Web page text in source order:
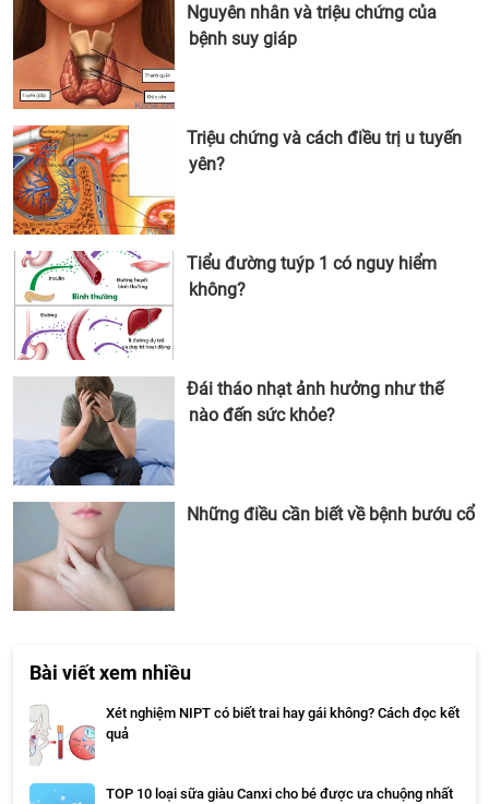
Nguyên nhân và triệu chứng của
bệnh suy giáp
Triệu chứng và cách điều trị u tuyến
yên?
Tiểu đường tuýp 1 có nguy hiểm
không?
Đái tháo nhạt ảnh hưởng như thế
nào đến sức khỏe?
Những điều cần biết về bệnh bướu cổ
Bài viết xem nhiều
Xét nghiệm NIPT có biết trai hay gái không? Cách đọc kết
quả
TOP 10 loại sữa giàu Canxi cho bé được ưa chuộng nhất